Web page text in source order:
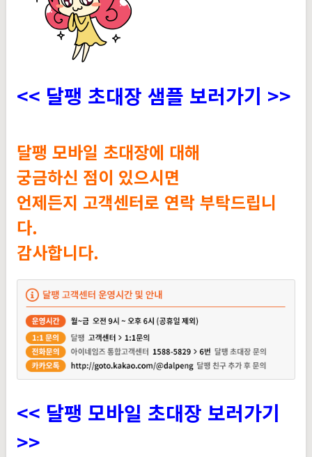
<< 달팽 초대장 샘플 보러가기 >>
달팽 모바일 초대장에 대해
궁금하신 점이 있으시면
언제든지 고객센터로 연락 부탁드립니
다.
감사합니다.
<< 달팽 모바일 초대장 보러가기
>>